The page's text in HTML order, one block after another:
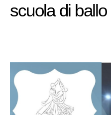
scuola di